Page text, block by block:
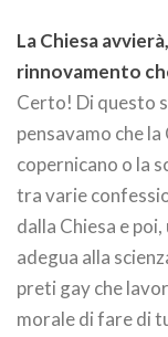
La Chiesa
rinnovamento
Certo! Di questo
pensavamo che
copernicano o la
tra varie
dalla Chiesa e
adegua alla
preti gay che
morale di fare di